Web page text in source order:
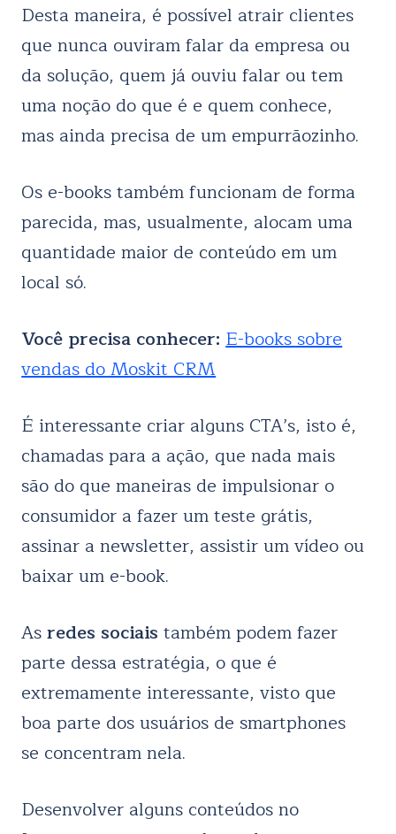
Desta maneira, é possível atrair clientes
que nunca ouviram falar da empresa ou
da solução, quem já ouviu falar ou tem
uma noção do que é e quem conhece,
mas ainda precisa de um empurrãozinho.
Os e-books também funcionam de forma
parecida, mas, usualmente, alocam uma
quantidade maior de conteúdo em um
local só.
Você precisa conhecer:E-books sobre
vendas do Moskit CRM
É interessante criar alguns CTA’s, isto é,
chamadas para a ação, que nada mais
são do que maneiras de impulsionar o
consumidor a fazer um teste grátis,
assinar a newsletter, assistir um vídeo ou
baixar um e-book.
Asredes sociais também podem fazer
parte dessa estratégia, o que é
extremamente interessante, visto que
boa parte dos usuários de smartphones
se concentram nela.
Desenvolver alguns conteúdos no